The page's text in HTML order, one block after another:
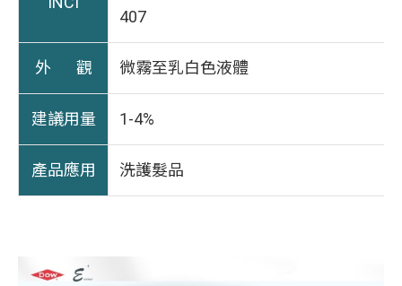
407
外 觀 微霧至乳白色液體
建議用量 1-4%
產品應用 洗護髮品